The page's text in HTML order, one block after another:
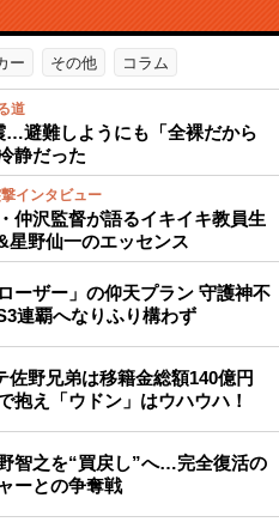
ー その他 コラム
道
…避難しようにも「全裸だから
静だった
インタビュー
仲沢監督が語るイキイキ教員生
野仙一のエッセンス
ーザー」の仰天プラン 守護神不
連覇へなりふり構わず
佐野兄弟は移籍金総額140億円
抱え「ウドン」はウハウハ！
智之を“買戻し”へ…完全復活の
ーとの争奪戦